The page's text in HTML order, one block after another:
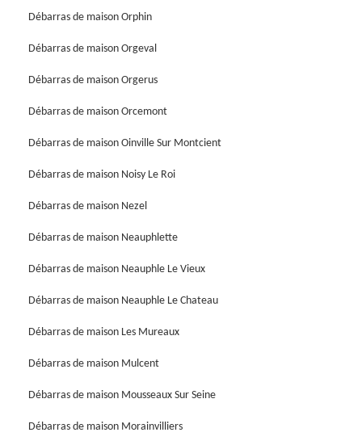
Débarras de maison Orphin
Débarras de maison Orgeval
Débarras de maison Orgerus
Débarras de maison Orcemont
Débarras de maison Oinville Sur Montcient
Débarras de maison Noisy Le Roi
Débarras de maison Nezel
Débarras de maison Neauphlette
Débarras de maison Neauphle Le Vieux
Débarras de maison Neauphle Le Chateau
Débarras de maison Les Mureaux
Débarras de maison Mulcent
Débarras de maison Mousseaux Sur Seine
Débarras de maison Morainvilliers